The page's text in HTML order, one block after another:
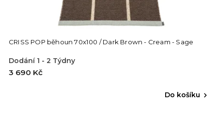
CRISS POP běhoun 70x100 / Dark Brown - Cream - Sage
Dodání 1 - 2 Týdny
3 690 Kč
Do košíku